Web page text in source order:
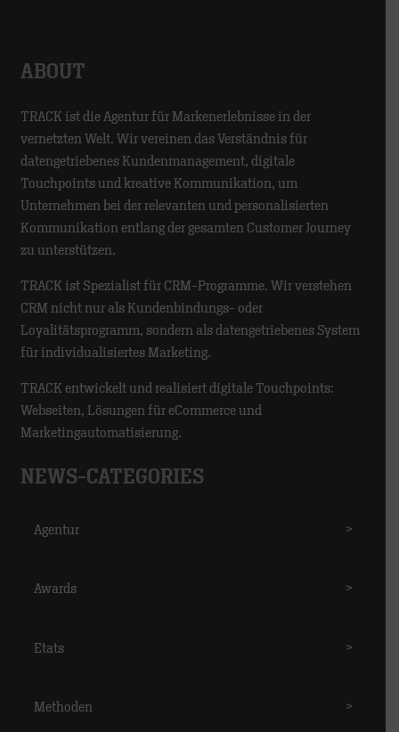
ABOUT
TRACK ist die Agentur für Markenerlebnisse in der
vernetzten Welt. Wir vereinen das Verständnis für
datengetriebenes Kundenmanagement, digitale
Touchpoints und kreative Kommunikation, um
Unternehmen bei der relevanten und personalisierten
Kommunikation entlang der gesamten Customer Journey
zu unterstützen.
TRACK ist Spezialist für CRM-Programme. Wir verstehen
CRM nicht nur als Kundenbindungs- oder
Loyalitätsprogramm, sondern als datengetriebenes System
für individualisiertes Marketing.
TRACK entwickelt und realisiert digitale Touchpoints:
Webseiten, Lösungen für eCommerce und
Marketingautomatisierung.
NEWS-CATEGORIES
Agentur >
Awards >
Etats >
Methoden >